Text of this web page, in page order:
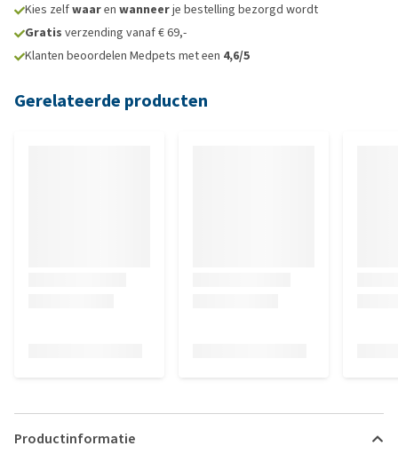
Kies zelfwaaren wanneerje bestelling bezorgd wordt
Gratis verzending vanaf € 69,-
Klanten beoordelen Medpets met een 4,6/5
Gerelateerde producten
Productinformatie